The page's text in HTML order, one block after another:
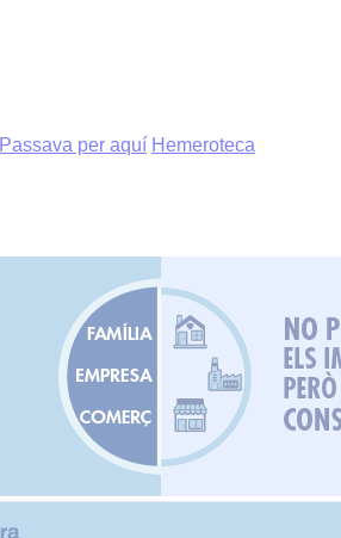
Passava per aquí Hemeroteca